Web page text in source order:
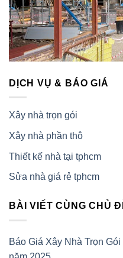
DỊCH VỤ & BÁO GIÁ
Xây nhà trọn gói
Xây nhà phần thô
Thiết kế nhà tại tphcm
Sửa nhà giá rẻ tphcm
BÀI VIẾT CÙNG CHỦ
Báo Giá Xây Nhà Trọn